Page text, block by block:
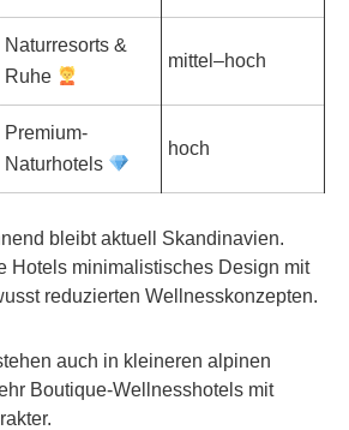
Naturresorts &
Ruhe
mittel–hoch
Premium-
Naturhotels
hoch
bleibt aktuell Skandinavien.
Hotels minimalistisches Design mit
reduzierten Wellnesskonzepten.
auch in kleineren alpinen
Boutique-Wellnesshotels mit